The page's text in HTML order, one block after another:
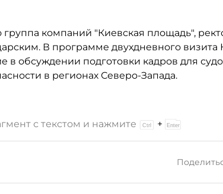
компаний "Киевская площадь",
В программе двухдневного визита
в обсуждении подготовки кадров для
в регионах Северо-Запада.
с текстом и нажмите +